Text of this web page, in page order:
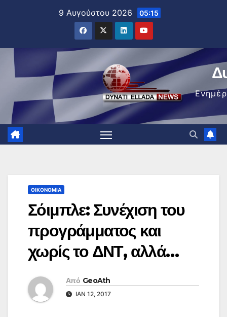
9 Αυγούστου 2026 05:15
ΟΙΚΟΝΟΜΊΑ
Σόιμπλε: Συνέχιση του
προγράμματος και
χωρίς το ΔΝΤ, αλλά…
Από GeoAth
ΙΑΝ 12, 2017